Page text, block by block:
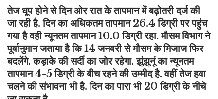
तेज धूप होने से दिन ओर रात के तापमान में बढ़ोतरी दर्ज की
जा रही है. दिन का अधिकतम तापमान 26.4 डिग्री पर पहुंच
गया है वही न्यूनतम तापमान 10.0 डिग्री रहा. मौसम विभाग ने
पूर्वानुमान जताया है कि 14 जनवरी से मौसम के मिजाज फिर
बदलेंगे. कड़ाके की सर्दी का जोर रहेगा. झुंझुनूं का न्यूनतम
तापमान 4-5 डिग्री के बीच रहने की उम्मीद है. वहीं तेज हवा
चलने की संभावना भी है. दिन का पारा भी 20 डिग्री के नीचे